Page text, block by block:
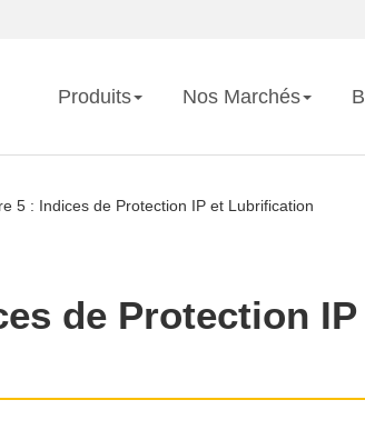
Produits Nos Marchés
5 : Indices de Protection IP et Lubrification
de Protection